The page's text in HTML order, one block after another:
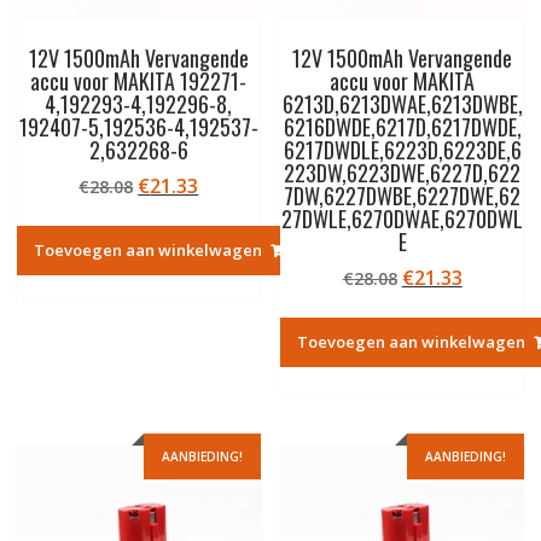
12V 1500mAh Vervangende
accu voor MAKITA 192271-
4,192293-4,192296-8,
192407-5,192536-4,192537-
2,632268-6
€28.08 Oorspronkelijke
was:
€28.08.
€21.33
is:
€21.33.
Toevoegen aan winkelwagen
12V 1500mAh Vervangende
accu voor MAKITA
6213D,6213DWAE,6213DWBE,
6216DWDE,6217D,6217DWDE,
6217DWDLE,6223D,6223DE,6
223DW,6223DWE,6227D,622
7DW,6227DWBE,6227DWE,62
27DWLE,6270DWAE,6270DWL
E
€28.08
was:
€28.08.
€21.33Huidige
is:
€21.33.
Toevoegen aan winkelwagen
AANBIEDING! AANBIEDING!